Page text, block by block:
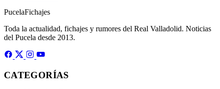
PucelaFichajes
Toda la actualidad, fichajes y rumores del Real Valladolid. Noticias
del Pucela desde 2013.
CATEGORÍAS